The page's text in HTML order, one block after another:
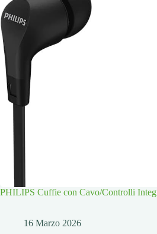
PHILIPS Cuffie con Cavo/Controlli
16 Marzo 2026